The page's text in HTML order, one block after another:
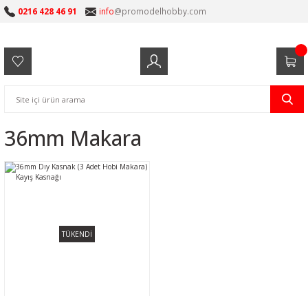
0216 428 46 91 info@promodelhobby.com
36mm Makara
TÜKENDİ